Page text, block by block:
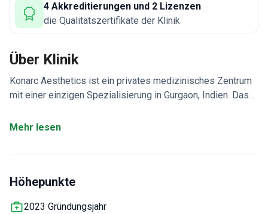
4 Akkreditierungen und 2 Lizenzen
die Qualitätszertifikate der Klinik
Über Klinik
Konarc Aesthetics ist ein privates medizinisches Zentrum
mit einer einzigen Spezialisierung in Gurgaon, Indien. Das
Aesthetics behandelt sowohl Erwachsene als auch Kinder.
Arabischen Liga, Asien, den USA, Kanada und Australien die
Mehr lesen
Höhepunkte
2023 Gründungsjahr